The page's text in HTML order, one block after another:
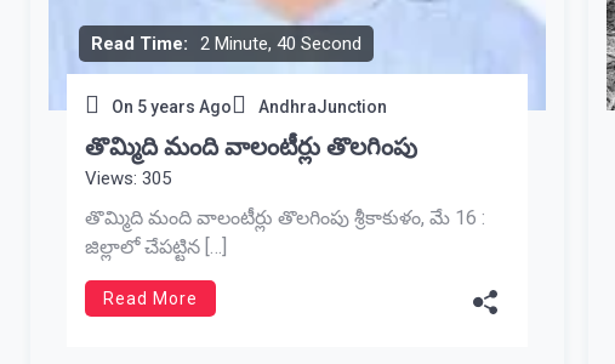
Read Time: 2 Minute, 40 Second
On 5 years Ago AndhraJunction
తొమ్మిది మంది వాలంటీర్లు తొలగింపు
Views: 305
తొమ్మిది మంది వాలంటీర్లు తొలగింపు శ్రీకాకుళం, మే 16 :
జిల్లాలో చేపట్టిన […]
Read More